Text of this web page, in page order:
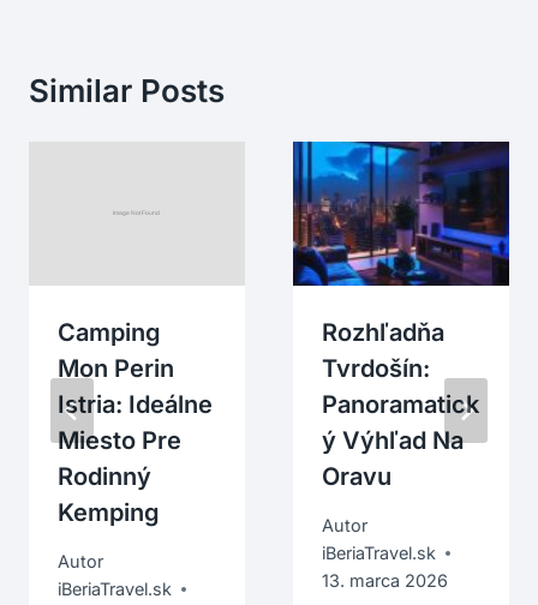
Similar Posts
Camping
Mon Perin
Istria: Ideálne
Miesto Pre
Rodinný
Kemping
Autor
iBeriaTravel.sk
Rozhľadňa
Tvrdošín:
Panoramatick
Ý Výhľad Na
Oravu
Autor
iBeriaTravel.sk
13. marca 2026